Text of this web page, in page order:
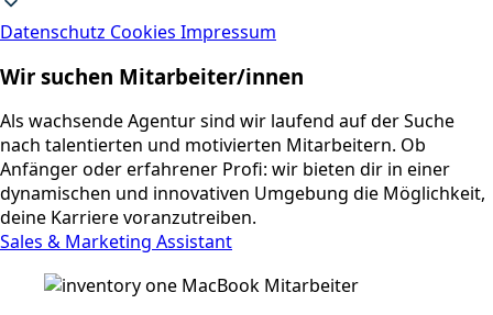
Datenschutz Cookies Impressum
Wir suchen Mitarbeiter/innen
Als wachsende Agentur sind wir laufend auf der Suche
nach talentierten und motivierten Mitarbeitern. Ob
Anfänger oder erfahrener Profi: wir bieten dir in einer
dynamischen und innovativen Umgebung die Möglichkeit,
deine Karriere voranzutreiben.
Sales & Marketing Assistant